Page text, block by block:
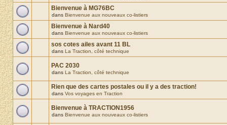
Bienvenue à MG76BC
dans Bienvenue aux nouveaux co-listiers
Bienvenue à Nard40
dans Bienvenue aux nouveaux co-listiers
sos cotes ailes avant 11 BL
dans La Traction, côté technique
PAC 2030
dans La Traction, côté technique
Rien que des cartes postales ou il y a des traction!
dans Vos voyages en Traction
Bienvenue à TRACTION1956
dans Bienvenue aux nouveaux co-listiers